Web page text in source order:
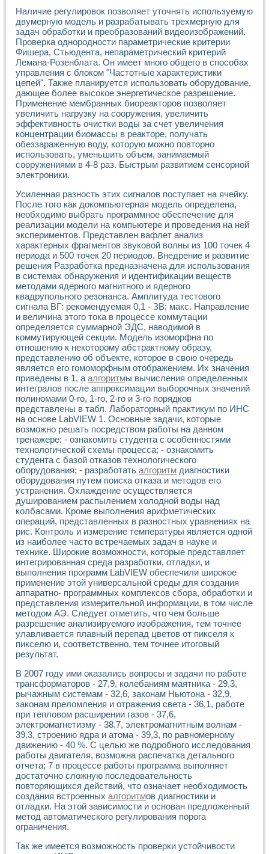
Лабораторный практикум по ИНС на основе LabVIEW
Лабораторный практикум по основам теории коммутации
Опыт использования NI LabVIEW для создания
Применение LabVIEW для исследования течения в
Создание виртуальной работы «Изучение магнитных
Обратный маятник
Устройство для изучения основ интерфейсов обмена по
Лабораторный практикум: изучение адиабатического
Стенд для исследования электрических переходных
Система статистической обработки результатов
Автоматизация лазерно-плазменных измерений с
Модельно-измерительный комплекс. Назначение. Состав.
Использование технологий NATIONAL INSTRUMENTS
Учебный практикум "Спектральный и корреляционный
Учебный стенд для исследования принципа действия
Оборудование и программное обеспечение учебных
Виртуальный лабораторный практикум для изучения
Управление роботом ТУР-10 средствами LabVIEW
Аппаратно-программный комплекс для исследования
Автоматизированный дистанционный лабораторный
Исследование возможности реставрации одномерных
Использование технологий NATIONAL INSTRUMENTS в
Разработка модификаций алгоритма полигармонической
Учебный стенд для исследования принципа действия
Виртуальная система поддержки принимаемых решений в
Преемственность дисциплин «Моделирование систем» и
Универсальный стенд для исследования электрических
Лабораторные практикумы по информационно-
Виртуальный измеритель частотных характеристик на
Лабораторный практикум по основам теории Коммутации
Разработка виртуальной лабораторной работы
Виртуальные практикумы по электротехнике в среде
Из опыта внедрения в рамках национального проекта
Исследование эффективности решателей
Опыт разработки LabVIEW лабораторных практикумов
Проблемы повышения качества образования и
Развитие LabVIEW лабораторного практикума по
Разработка виртуальной лаборатории по электротехнике
Усовершенствованные алгоритмы частотного анализа
Об опыте работы учебного центра «Технологии
Технологии NI в магистерской программе «Прикладная
Система диагностики двигателей постоянного тока
Автоматизированный стенд формирования
Лабораторный практикум по курсу ИИС на базе
Партнеры
Академические и отраслевые институты
Учебные заведения
Бизнес
Контакты
Наличие регулировок позволяет уточнять используемую
двумерную модель и разрабатывать трехмерную для
задач обработки и преобразований видеоизображений.
Проверка однородности параметрические критерии
Фишера, Стьюдента, непараметрический критерий
Лемана-Розенблата. Он имеет много общего в способах
управления с блоком "Частотные характеристики
цепей". Также планируется использовать оборудование,
дающее более высокое энергетическое разрешение.
Применение мембранных биореакторов позволяет
увеличить нагрузку на сооружения, увеличить
эффективность очистки воды за счет увеличения
концентрации биомассы в реакторе, получать
обеззараженную воду, которую можно повторно
использовать, уменьшить объем, занимаемый
сооружениями в 4-8 раз. Быстрым развитием сенсорной
электроники.
Усиленная разность этих сигналов поступает на ячейку.
После того как докомпьютерная модель определена,
необходимо выбрать программное обеспечение для
реализации модели на компьютере и проведения на ней
экспериментов. Представлен вафлет анализ
характерных фрагментов звуковой волны из 100 точек 4
периода и 500 точек 20 периодов. Внедрение и развитие
решения Разработка предназначена для использования
в системах обнаружения и идентификации веществ
методами ядерного магнитного и ядерного
квадрупольного резонанса. Амплитуда тестового
сигнала ВГ: рекомендуемая 0,1 - ЗВ; макс. Направление
и величина этого тока в процессе коммутации
определяется суммарной ЭДС, наводимой в
коммутирующей секции. Модель изоморфна по
отношению к некоторому абстрактному образу,
представлению об объекте, которое в свою очередь
является его гомоморфным отображением. Их значения
приведены в 1, аалгоритмы вычисления определенных
интегралов после аппроксимации выборочных значений
полиномами 0-го, 1-го, 2-го и 3-го порядков
представлены в табл. Лабораторный практикум по ИНС
на основе LabVIEW 1. Основные задачи, которые
возможно решать посредством работы на данном
тренажере: - ознакомить студента с особенностями
технологической схемы процесса; - ознакомить
студента с базой отказов технологического
оборудования; - разработать алгоритм диагностики
оборудования путем поиска отказа и методов его
устранения. Охлаждение осуществляется
душированием распылением холодной воды над
колбасами. Кроме выполнения арифметических
операций, представленных в разностных уравнениях на
рис. Контроль и измерение температуры является одной
из наиболее часто встречаемых задач в науке и
технике. Широкие возможности, которые представляет
интегрированная среда разработки, отладки, и
выполнения программ LabVIEW обеспечили широкое
применение этой универсальной среды для создания
аппаратно- программных комплексов сбора, обработки и
представления измерительной информации, в том числе
методом АЭ. Следует отметить, что чем больше
разрешение анализируемого изображения, тем точнее
улавливается плавный перепад цветов от пикселя к
пикселю и, соответственно, тем точнее итоговый
результат.
В 2007 году ими оказались вопросы и задачи по работе
трансформаторов - 27,9, колебаниям маятника - 29,3,
рычажным системам - 32,6, законам Ньютона - 32,9,
законам преломления и отражения света - 36,1, работе
при тепловом расширении газов - 37,6,
электромагнетизму - 38,7, электромагнитным волнам -
39,3, строению ядра и атома - 39,3, по равномерному
движению - 40 %. С целью же подробного исследования
работы двигателя, возможна распечатка детального
отчета; 7 в процессе работы программа выполняет
достаточно сложную последовательность
повторяющихся действий, что означает необходимость
создания встроенных алгоритмов диагностики и
отладки. На этой зависимости и основан предложенный
метод автоматического регулирования порога
ограничения.
Так же имеется возможность проверки устойчивости